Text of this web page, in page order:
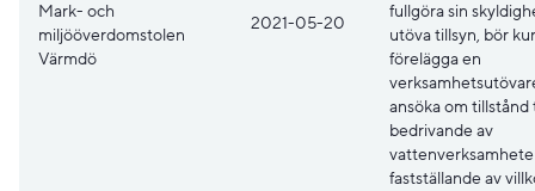
Mark- och
miljööverdomstolen
Värmdö
2021-05-20
fullgöra sin
utöva tillsyn, bör
förelägga en
ansöka om tillstånd
bedrivande av
fastställande av